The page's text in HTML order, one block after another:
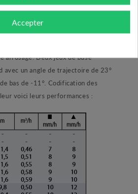
ou d’un massif. Monté sur une
remplira sa mission de
MAXI BIRD possède un
arrosage. Deux jeux de buse
avec un angle de trajectoire de 23°
bas de -11°. Codification des
voici leurs performances :
Accepter